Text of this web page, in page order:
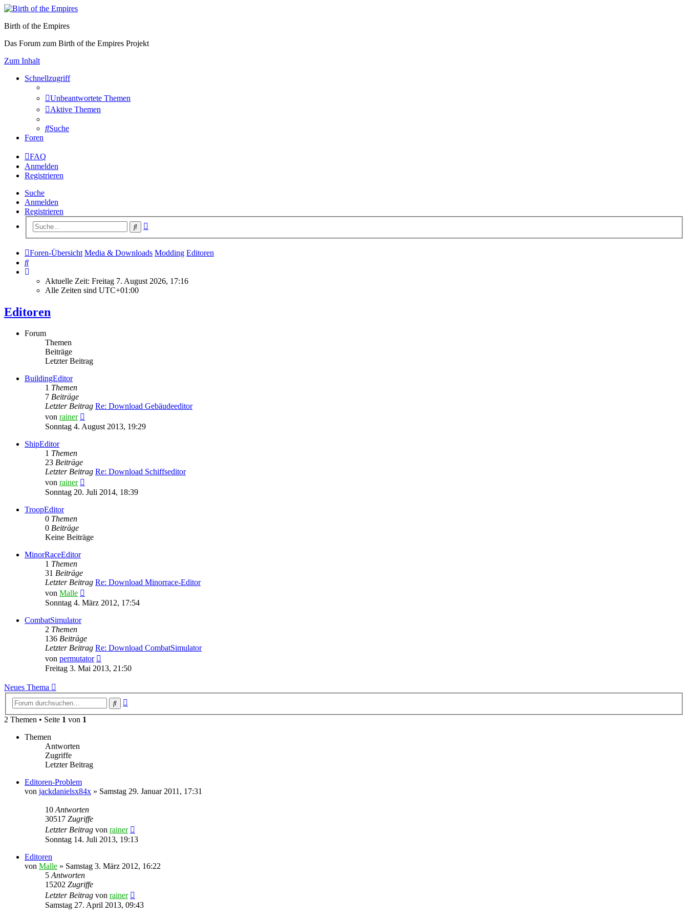
Birth of the Empires
Das Forum zum Birth of the Empires Projekt
Zum Inhalt
Schnellzugriff
Unbeantwortete Themen
Aktive Themen
Suche
Foren
FAQ
Anmelden
Registrieren
Suche
Anmelden
Registrieren
Suche
Foren-Übersicht Media & Downloads Modding Editoren
Suche
Aktuelle Zeit: Freitag 7. August 2026, 17:16
Alle Zeiten sind UTC+01:00
Editoren
Forum
Themen
Beiträge
Letzter Beitrag
BuildingEditor
1 Themen
7 Beiträge
Letzter Beitrag Re: Download Gebäudeeditor
von rainer
Beitrag
Sonntag 4. August 2013, 19:29
ShipEditor
1 Themen
23 Beiträge
Letzter Beitrag Re: Download Schiffseditor
von rainer
Beitrag
Sonntag 20. Juli 2014, 18:39
TroopEditor
0 Themen
0 Beiträge
Keine Beiträge
MinorRaceEditor
1 Themen
31 Beiträge
Letzter Beitrag Re: Download Minorrace-Editor
von Malle
Beitrag
Sonntag 4. März 2012, 17:54
CombatSimulator
2 Themen
136 Beiträge
Letzter Beitrag Re: Download CombatSimulator
von permutator
Beitrag
Freitag 3. Mai 2013, 21:50
Neues Thema
Suche
2 Themen • Seite 1 von 1
Themen
Antworten
Zugriffe
Letzter Beitrag
Editoren-Problem
von jackdanielsx84x » Samstag 29. Januar 2011, 17:31
10 Antworten
30517 Zugriffe
Letzter Beitrag von rainer
Sonntag 14. Juli 2013, 19:13
Editoren
von Malle » Samstag 3. März 2012, 16:22
5 Antworten
15202 Zugriffe
Letzter Beitrag von rainer
Samstag 27. April 2013, 09:43